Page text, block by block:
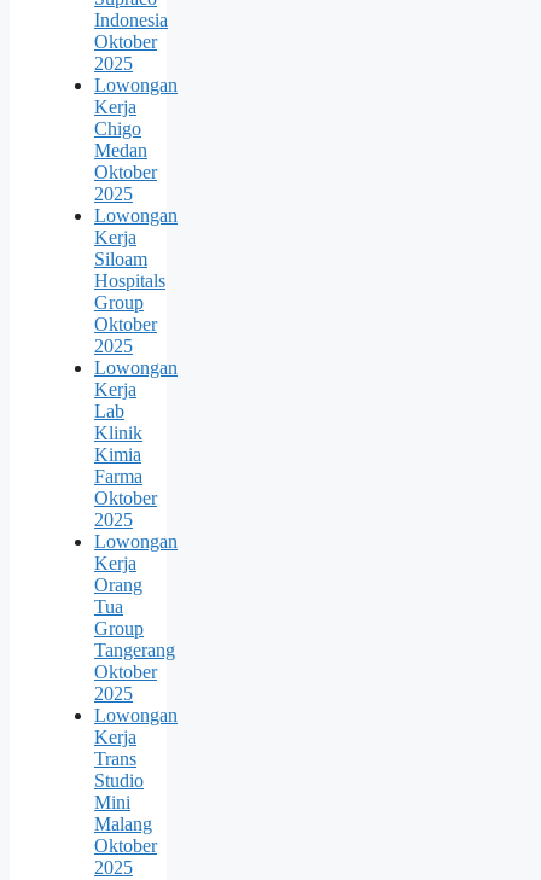
Indonesia
Oktober
2025
Lowongan
Kerja
Chigo
Medan
Oktober
2025
Lowongan
Kerja
Siloam
Hospitals
Group
Oktober
2025
Lowongan
Kerja
Lab
Klinik
Kimia
Farma
Oktober
2025
Lowongan
Kerja
Orang
Tua
Group
Tangerang
Oktober
2025
Lowongan
Kerja
Trans
Studio
Mini
Malang
Oktober
2025